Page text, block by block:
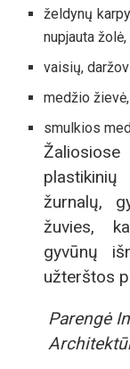
želdynų
nupjauta
vaisių,
medžio
smulkios
plastikinių
žurnalų,
žuvies,
gyvūnų
užterštos
Parengė